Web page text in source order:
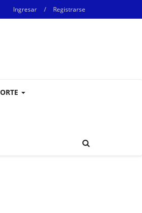
Ingresar / Registrarse